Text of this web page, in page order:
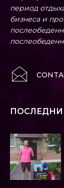
период
бизнеса и